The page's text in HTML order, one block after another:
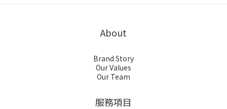
About
Brand Story
Our Values
Our Team
服務項目